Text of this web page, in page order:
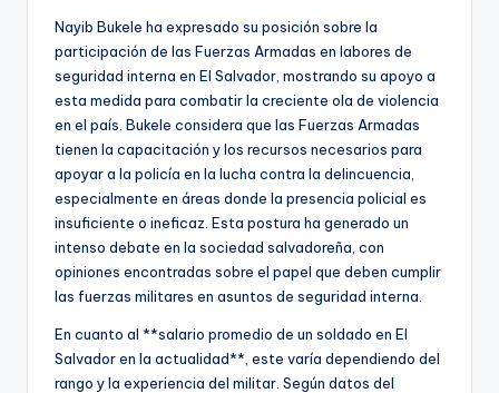
Nayib Bukele ha expresado su posición sobre la
participación de las Fuerzas Armadas en labores de
seguridad interna en El Salvador, mostrando su apoyo a
esta medida para combatir la creciente ola de violencia
en el país. Bukele considera que las Fuerzas Armadas
tienen la capacitación y los recursos necesarios para
apoyar a la policía en la lucha contra la delincuencia,
especialmente en áreas donde la presencia policial es
insuficiente o ineficaz. Esta postura ha generado un
intenso debate en la sociedad salvadoreña, con
opiniones encontradas sobre el papel que deben cumplir
las fuerzas militares en asuntos de seguridad interna.
En cuanto al **salario promedio de un soldado en El
Salvador en la actualidad**, este varía dependiendo del
rango y la experiencia del militar. Según datos del